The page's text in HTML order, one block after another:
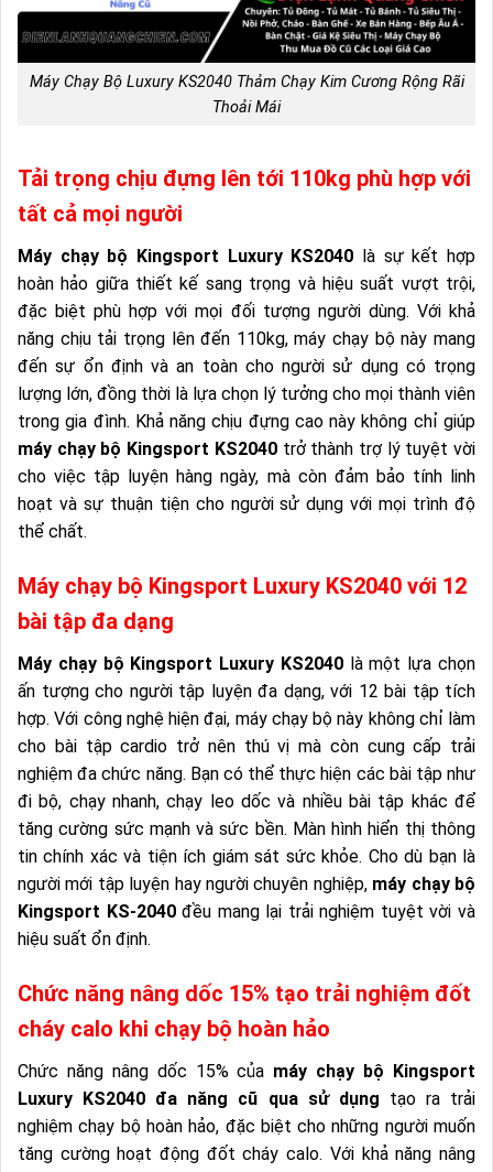
Máy Chạy Bộ Luxury KS2040 Thảm Chạy Kim Cương Rộng Rãi
Thoải Mái
Tải trọng chịu đựng lên tới 110kg phù hợp với
tất cả mọi người
Máy chạy bộ Kingsport Luxury KS2040 là sự kết hợp
hoàn hảo giữa thiết kế sang trọng và hiệu suất vượt trội,
đặc biệt phù hợp với mọi đối tượng người dùng. Với khả
năng chịu tải trọng lên đến 110kg, máy chạy bộ này mang
đến sự ổn định và an toàn cho người sử dụng có trọng
lượng lớn, đồng thời là lựa chọn lý tưởng cho mọi thành viên
trong gia đình. Khả năng chịu đựng cao này không chỉ giúp
máy chạy bộ Kingsport KS2040trở thành trợ lý tuyệt vời
cho việc tập luyện hàng ngày, mà còn đảm bảo tính linh
hoạt và sự thuận tiện cho người sử dụng với mọi trình độ
thể chất.
Máy chạy bộ Kingsport Luxury KS2040 với 12
bài tập đa dạng
Máy chạy bộ Kingsport Luxury KS2040là một lựa chọn
ấn tượng cho người tập luyện đa dạng, với 12 bài tập tích
hợp. Với công nghệ hiện đại, máy chạy bộ này không chỉ làm
cho bài tập cardio trở nên thú vị mà còn cung cấp trải
nghiệm đa chức năng. Bạn có thể thực hiện các bài tập như
đi bộ, chạy nhanh, chạy leo dốc và nhiều bài tập khác để
tăng cường sức mạnh và sức bền. Màn hình hiển thị thông
tin chính xác và tiện ích giám sát sức khỏe. Cho dù bạn là
người mới tập luyện hay người chuyên nghiệp, máy chạy bộ
Kingsport KS-2040đều mang lại trải nghiệm tuyệt vời và
hiệu suất ổn định.
Chức năng nâng dốc 15% tạo trải nghiệm đốt
cháy calo khi chạy bộ hoàn hảo
Chức năng nâng dốc 15% của máy chạy bộ Kingsport
Luxury KS2040 đa năng cũ qua sử dụng tạo ra trải
nghiệm chạy bộ hoàn hảo, đặc biệt cho những người muốn
tăng cường hoạt động đốt cháy calo. Với khả năng nâng